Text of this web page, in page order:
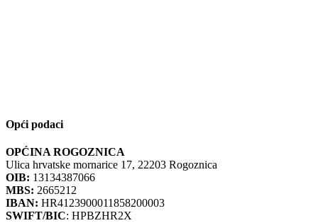
Opći podaci
OPĆINA ROGOZNICA
Ulica hrvatske mornarice 17, 22203 Rogoznica
OIB: 13134387066
MBS: 2665212
IBAN: HR4123900011858200003
SWIFT/BIC: HPBZHR2X